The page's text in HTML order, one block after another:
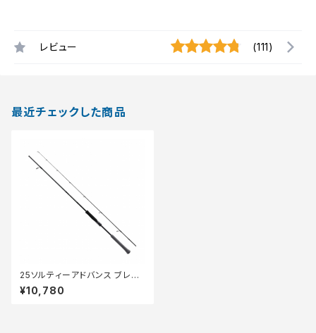
レビュー (111)
最近チェックした商品
25ソルティーアドバンス ブレー
ドジギング S70-0
¥10,780